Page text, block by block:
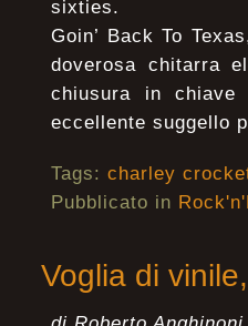
sixties.
Goin’ Back To
doverosa chitarra
chiusura in chiave
eccellente suggello
Tags: charley
Pubblicato in
Voglia di